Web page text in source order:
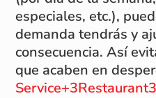
especiales, etc.),
demanda tendrás y
consecuencia. Así
que acaben en